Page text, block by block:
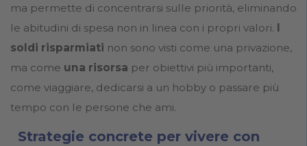
ma permette di concentrarsi sulle priorità, eliminando
le abitudini di spesa non in linea con i propri valori. I
soldi risparmiati non sono visti come una privazione,
ma come una risorsa per obiettivi più importanti,
come viaggiare, dedicarsi a un hobby o passare più
tempo con le persone che ami.
Strategie concrete per vivere con